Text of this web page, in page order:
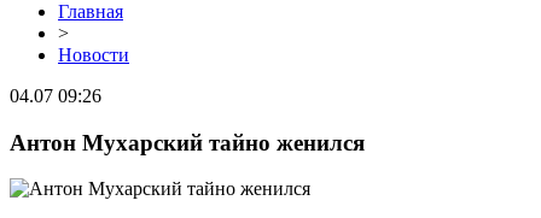
Главная
>
Новости
04.07 09:26
Антон Мухарский тайно женился